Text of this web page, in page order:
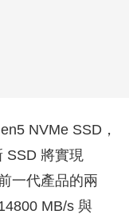
NVMe SSD，
SSD 將實現
一代產品的兩
MB/s 與